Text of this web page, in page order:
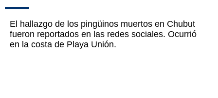
El hallazgo de los pingüinos muertos en Chubut
fueron reportados en las redes sociales. Ocurrió
en la costa de Playa Unión.